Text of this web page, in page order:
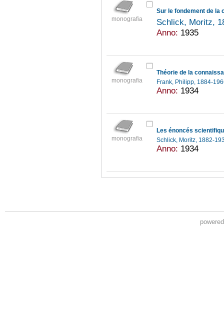
monografia
Sur le fondement de la
Schlick, Moritz,
Anno: 1935
monografia
Théorie de la
Frank, Philipp, 1884-
Anno: 1934
monografia
Les énoncés
Schlick, Moritz, 1882-
Anno: 1934